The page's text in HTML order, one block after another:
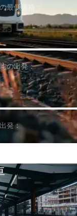
最低価格：
の出発：
発：